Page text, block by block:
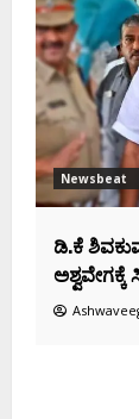
ಡಿಕೆಶಿ ಜತೆ
ಸಂಭಾವ್ಯ